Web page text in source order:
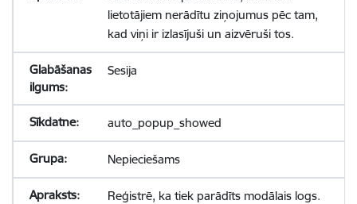
lietotājiem nerādītu ziņojumus pēc tam,
kad viņi ir izlasījuši un aizvēruši tos.
Sesija
auto_popup_showed
Nepieciešams
Reģistrē, ka tiek parādīts modālais logs.